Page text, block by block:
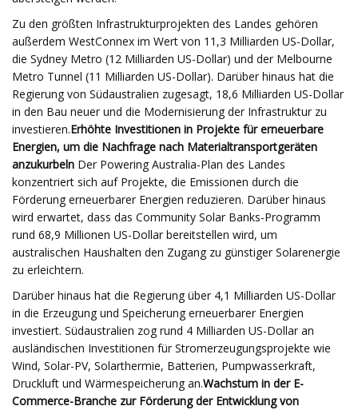
Zu den größten Infrastrukturprojekten des Landes gehören
außerdem WestConnex im Wert von 11,3 Milliarden US-Dollar,
die Sydney Metro (12 Milliarden US-Dollar) und der Melbourne
Metro Tunnel (11 Milliarden US-Dollar). Darüber hinaus hat die
Regierung von Südaustralien zugesagt, 18,6 Milliarden US-Dollar
in den Bau neuer und die Modernisierung der Infrastruktur zu
investieren.Erhöhte Investitionen in Projekte für erneuerbare
Energien, um die Nachfrage nach Materialtransportgeräten
anzukurbeln Der Powering Australia-Plan des Landes
konzentriert sich auf Projekte, die Emissionen durch die
Förderung erneuerbarer Energien reduzieren. Darüber hinaus
wird erwartet, dass das Community Solar Banks-Programm
rund 68,9 Millionen US-Dollar bereitstellen wird, um
australischen Haushalten den Zugang zu günstiger Solarenergie
zu erleichtern.
Darüber hinaus hat die Regierung über 4,1 Milliarden US-Dollar
in die Erzeugung und Speicherung erneuerbarer Energien
investiert. Südaustralien zog rund 4 Milliarden US-Dollar an
ausländischen Investitionen für Stromerzeugungsprojekte wie
Wind, Solar-PV, Solarthermie, Batterien, Pumpwasserkraft,
Druckluft und Wärmespeicherung an.Wachstum in der E-
Commerce-Branche zur Förderung der Entwicklung von